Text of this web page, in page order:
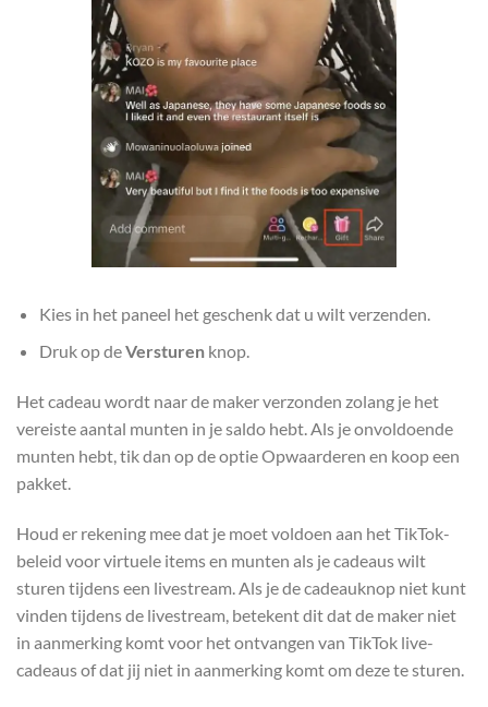
Kies in het paneel het geschenk dat u wilt verzenden.
Druk op deVersturenknop.
Het cadeau wordt naar de maker verzonden zolang je het
vereiste aantal munten in je saldo hebt. Als je onvoldoende
munten hebt, tik dan op de optie Opwaarderen en koop een
pakket.
Houd er rekening mee dat je moet voldoen aan het TikTok-
beleid voor virtuele items en munten als je cadeaus wilt
sturen tijdens een livestream. Als je de cadeauknop niet kunt
vinden tijdens de livestream, betekent dit dat de maker niet
in aanmerking komt voor het ontvangen van TikTok live-
cadeaus of dat jij niet in aanmerking komt om deze te sturen.